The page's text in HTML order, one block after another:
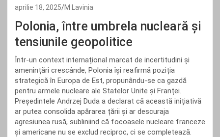
aprilie 18, 2025 M Lavinia
Polonia, între umbrela nucleară și
tensiunile geopolitice
Într-un context internațional marcat de incertitudini și
amenințări crescânde, Polonia își reafirmă poziția
strategică în Europa de Est, propunându-se ca gazdă
pentru armele nucleare ale Statelor Unite și Franței.
Președintele Andrzej Duda a declarat că această inițiativă
ar putea consolida apărarea țării și ar descuraja
agresiunea rusă, subliniind că focoasele nucleare franceze
și americane nu se exclud reciproc, ci se completează.